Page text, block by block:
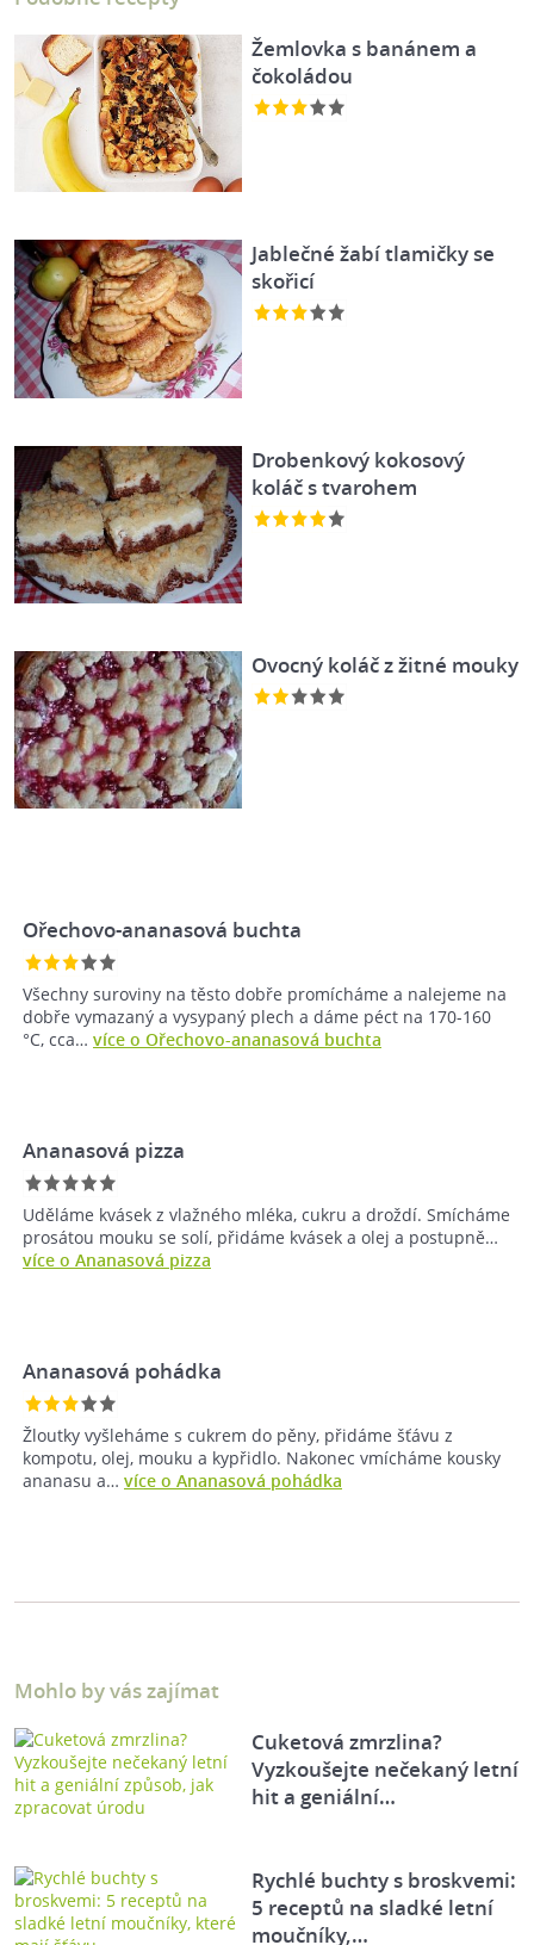
Žemlovka s banánem a
čokoládou
Jablečné žabí tlamičky se
skořicí
Drobenkový kokosový
koláč s tvarohem
Ovocný koláč z žitné mouky
Ořechovo-ananasová buchta
Všechny suroviny na těsto dobře promícháme a nalejeme na
dobře vymazaný a vysypaný plech a dáme péct na 170-160
°C, cca… více o Ořechovo-ananasová buchta
Ananasová pizza
Uděláme kvásek z vlažného mléka, cukru a droždí. Smícháme
prosátou mouku se solí, přidáme kvásek a olej a postupně…
více o Ananasová pizza
Ananasová pohádka
Žloutky vyšleháme s cukrem do pěny, přidáme šťávu z
kompotu, olej, mouku a kypřidlo. Nakonec vmícháme kousky
ananasu a… více o Ananasová pohádka
Mohlo by vás zajímat
Cuketová zmrzlina?
Vyzkoušejte nečekaný letní
hit a geniální…
Rychlé buchty s broskvemi:
5 receptů na sladké letní
moučníky,…